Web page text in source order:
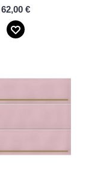
62,00 €